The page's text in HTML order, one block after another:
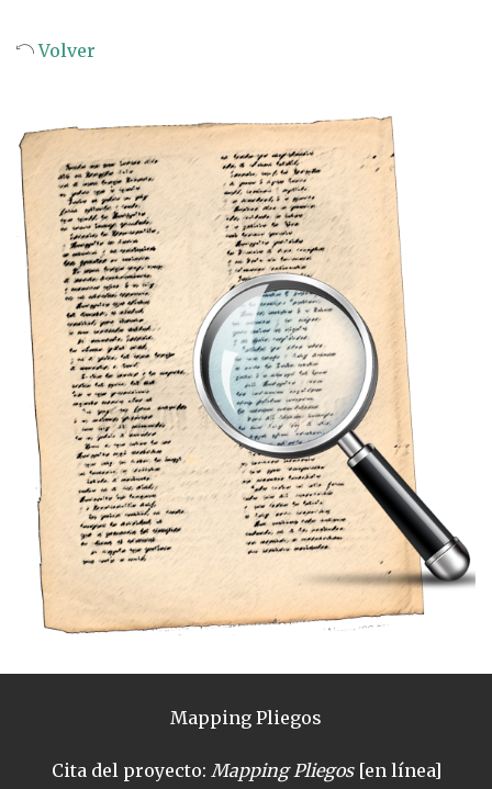
Volver
Mapping Pliegos
Cita del proyecto: Mapping Pliegos[en línea]